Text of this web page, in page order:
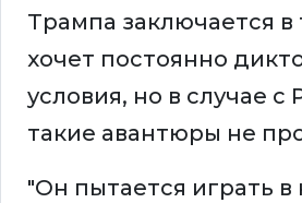
Трампа заключается в
хочет постоянно
условия, но в случае с
такие авантюры не
"Он пытается играть в